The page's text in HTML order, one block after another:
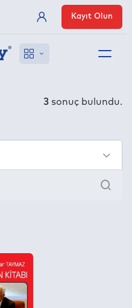
Üye Girişi
Kayıt Olun
3 sonuç bulundu.
Ara